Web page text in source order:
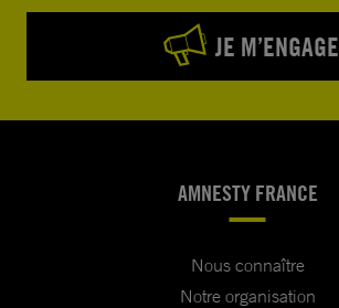
JE M’ENGAGE
AMNESTY FRANCE
Nous connaître
Notre organisation